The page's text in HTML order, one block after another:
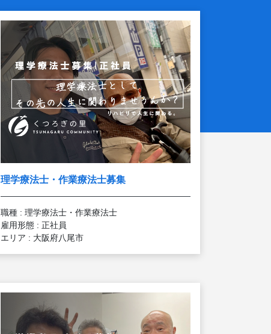
理学療法士・作業療法士募集
職種 : 理学療法士・作業療法士
雇用形態 : 正社員
エリア : 大阪府八尾市